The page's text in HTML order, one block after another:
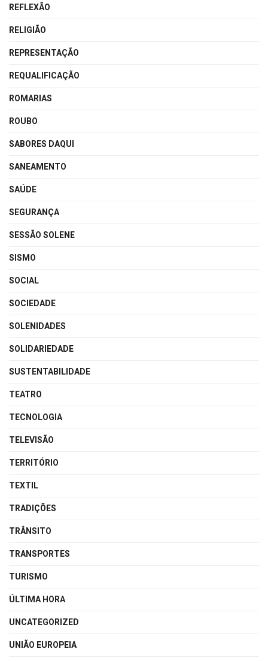
REFLEXÃO
RELIGIÃO
REPRESENTAÇÃO
REQUALIFICAÇÃO
ROMARIAS
ROUBO
SABORES DAQUI
SANEAMENTO
SAÚDE
SEGURANÇA
SESSÃO SOLENE
SISMO
SOCIAL
SOCIEDADE
SOLENIDADES
SOLIDARIEDADE
SUSTENTABILIDADE
TEATRO
TECNOLOGIA
TELEVISÃO
TERRITÓRIO
TEXTIL
TRADIÇÕES
TRÂNSITO
TRANSPORTES
TURISMO
ÚLTIMA HORA
UNCATEGORIZED
UNIÃO EUROPEIA